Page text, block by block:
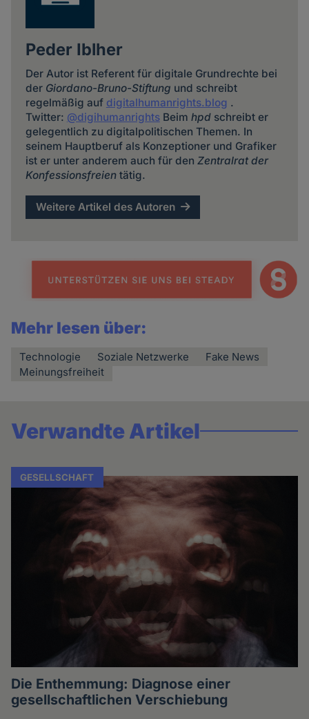
Peder Iblher
Der Autor ist Referent für digitale Grundrechte bei
der Giordano-Bruno-Stiftung und schreibt
regelmäßig auf digitalhumanrights.blog .
Twitter: @digihumanrightsBeim hpdschreibt er
gelegentlich zu digitalpolitischen Themen. In
seinem Hauptberuf als Konzeptioner und Grafiker
ist er unter anderem auch für den Zentralrat der
Konfessionsfreientätig.
Weitere Artikel des Autoren
Mehr lesen über:
Technologie Soziale Netzwerke
Fake News
Meinungsfreiheit
Verwandte Artikel
GESELLSCHAFT
Die Enthemmung: Diagnose einer
gesellschaftlichen Verschiebung